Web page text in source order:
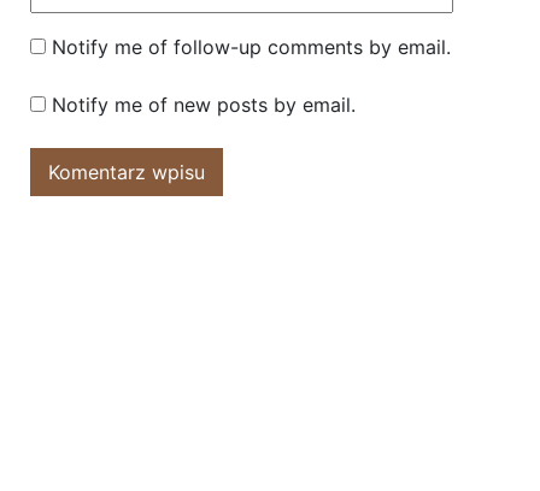
Notify me of follow-up comments by email.
Notify me of new posts by email.